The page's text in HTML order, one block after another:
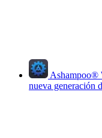
Ashampoo®
nueva generación